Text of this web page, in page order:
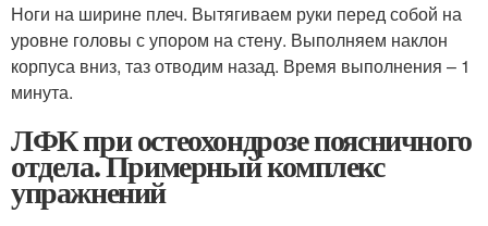
Ноги на ширине плеч. Вытягиваем руки перед собой на
уровне головы с упором на стену. Выполняем наклон
корпуса вниз, таз отводим назад. Время выполнения – 1
минута.
ЛФК при остеохондрозе поясничного
отдела. Примерный комплекс
упражнений